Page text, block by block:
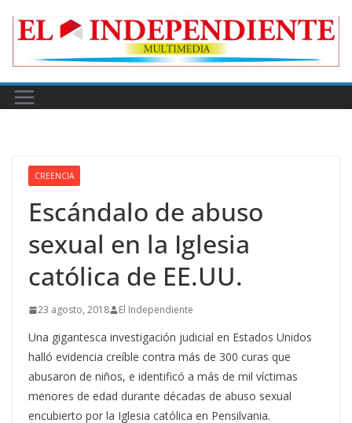
CREENCIA
Escándalo de abuso
sexual en la Iglesia
católica de EE.UU.
23 agosto, 2018 El Independiente
Una gigantesca investigación judicial en Estados Unidos
halló evidencia creíble contra más de 300 curas que
abusaron de niños, e identificó a más de mil víctimas
menores de edad durante décadas de abuso sexual
encubierto por la Iglesia católica en Pensilvania.